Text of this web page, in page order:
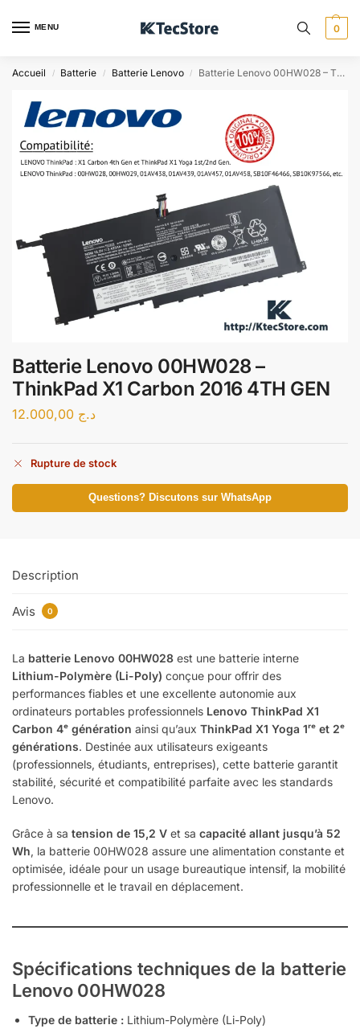
MENU 0
Accueil / Batterie / Batterie Lenovo / Batterie Lenovo 00HW028 – ThinkPad X1 Carbon 2016 4TH GEN
Batterie Lenovo 00HW028 –
ThinkPad X1 Carbon 2016 4TH GEN
د.ج
Rupture de stock
Questions? Discutons sur WhatsApp
Description
Avis 0
La batterie Lenovo 00HW028 est une batterie interne
Lithium-Polymère (Li-Poly) conçue pour offrir des
performances fiables et une excellente autonomie aux
ordinateurs portables professionnels Lenovo ThinkPad X1
Carbon 4ᵉ génération ainsi qu’aux ThinkPad X1 Yoga 1ʳᵉ et 2ᵉ
générations. Destinée aux utilisateurs exigeants
(professionnels, étudiants, entreprises), cette batterie garantit
stabilité, sécurité et compatibilité parfaite avec les standards
Lenovo.
Grâce à sa tension de 15,2 V et sa capacité allant jusqu’à 52
Wh, la batterie 00HW028 assure une alimentation constante et
optimisée, idéale pour un usage bureautique intensif, la mobilité
professionnelle et le travail en déplacement.
Spécifications techniques de la batterie
Lenovo 00HW028
Type de batterie : Lithium-Polymère (Li-Poly)